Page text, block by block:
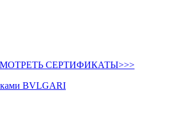
СЕРТИФИКАТЫ>>>
BVLGARI